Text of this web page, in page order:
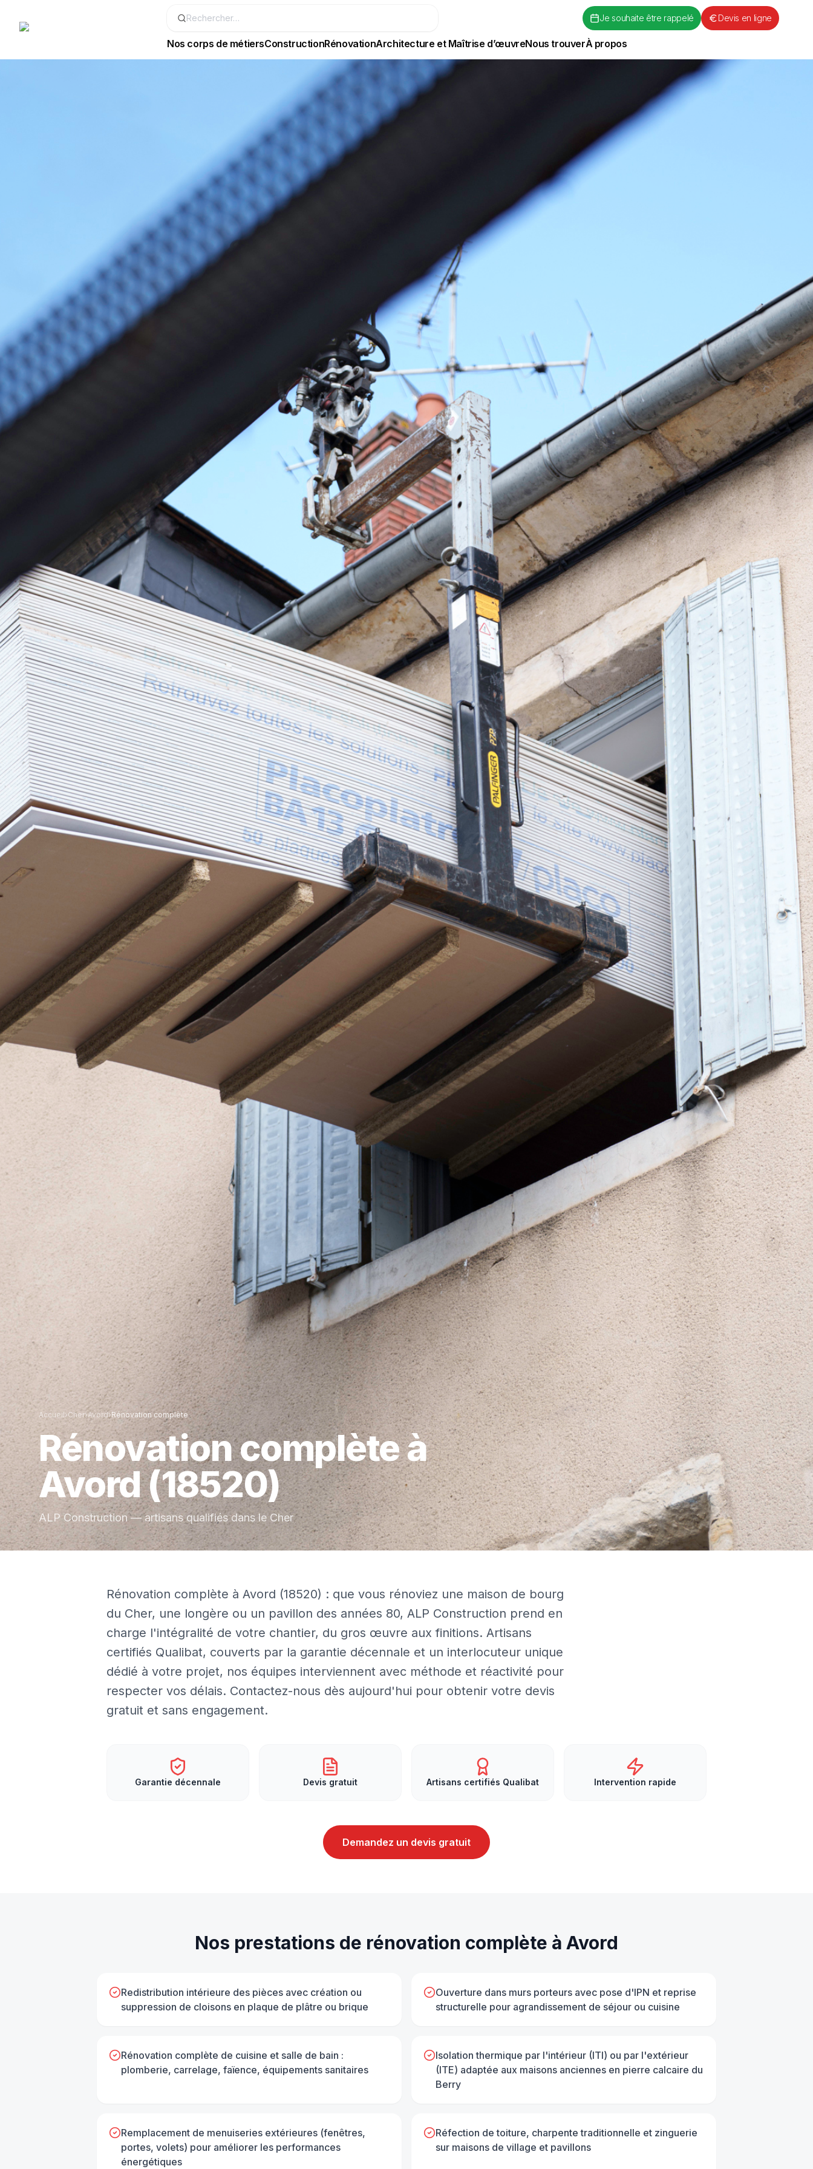
Je souhaite être rappelé Devis en ligne
Nos corps de métiersConstructionRénovationArchitecture et Maîtrise d’œuvreNous trouverÀ propos
Accueil›Cher›Avord›Rénovation complète
Rénovation complèteà
Avord(18520)
ALP Construction — artisans qualifiés dans le Cher
Rénovation complète à Avord (18520) : que vous rénoviez une maison de bourg
du Cher, une longère ou un pavillon des années 80, ALP Construction prend en
charge l'intégralité de votre chantier, du gros œuvre aux finitions. Artisans
certifiés Qualibat, couverts par la garantie décennale et un interlocuteur unique
dédié à votre projet, nos équipes interviennent avec méthode et réactivité pour
respecter vos délais. Contactez-nous dès aujourd'hui pour obtenir votre devis
gratuit et sans engagement.
Garantie décennale Devis gratuit Artisans certifiés Qualibat Intervention rapide
Demandez un devis gratuit
Nos prestations de rénovation complète à Avord
Redistribution intérieure des pièces avec création ou
suppression de cloisons en plaque de plâtre ou brique
Ouverture dans murs porteurs avec pose d'IPN et reprise
structurelle pour agrandissement de séjour ou cuisine
Rénovation complète de cuisine et salle de bain :
plomberie, carrelage, faïence, équipements sanitaires
Isolation thermique par l'intérieur (ITI) ou par l'extérieur
(ITE) adaptée aux maisons anciennes en pierre calcaire du
Berry
Remplacement de menuiseries extérieures (fenêtres,
portes, volets) pour améliorer les performances
énergétiques
Réfection de toiture, charpente traditionnelle et zinguerie
sur maisons de village et pavillons